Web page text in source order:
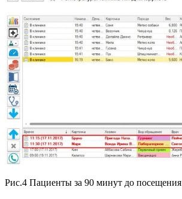
Рис.4 Пациенты за 90 минут до посещения